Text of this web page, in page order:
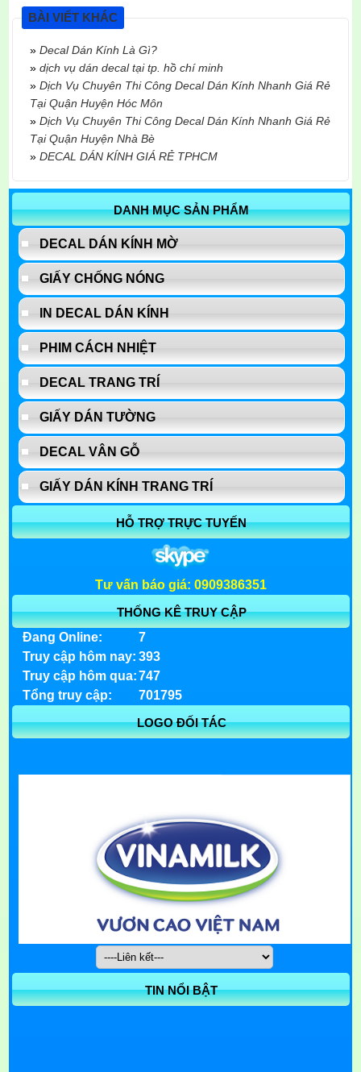
BÀI VIẾT KHÁC
» Decal Dán Kính Là Gì?
» dịch vụ dán decal tại tp. hồ chí minh
» Dịch Vụ Chuyên Thi Công Decal Dán Kính Nhanh Giá Rẻ
Tại Quận Huyện Hóc Môn
» Dịch Vụ Chuyên Thi Công Decal Dán Kính Nhanh Giá Rẻ
Tại Quận Huyện Nhà Bè
» DECAL DÁN KÍNH GIÁ RẺ TPHCM
DANH MỤC SẢN PHẨM
DECAL DÁN KÍNH MỜ
GIẤY CHỐNG NÓNG
IN DECAL DÁN KÍNH
PHIM CÁCH NHIỆT
DECAL TRANG TRÍ
GIẤY DÁN TƯỜNG
DECAL VÂN GỖ
GIẤY DÁN KÍNH TRANG TRÍ
HỖ TRỢ TRỰC TUYẾN
Tư vấn báo giá: 0909386351
THỐNG KÊ TRUY CẬP
Đang Online:
7
Truy cập hôm nay: 393
Truy cập hôm qua: 747
Tổng truy cập:
701795
LOGO ĐỐI TÁC
TIN NỔI BẬT